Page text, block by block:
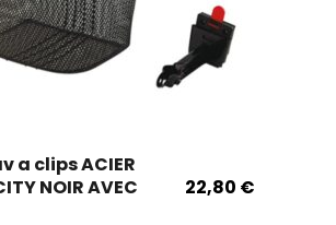
produit
existe
a clips ACIER
NOIR AVEC
22,80 €